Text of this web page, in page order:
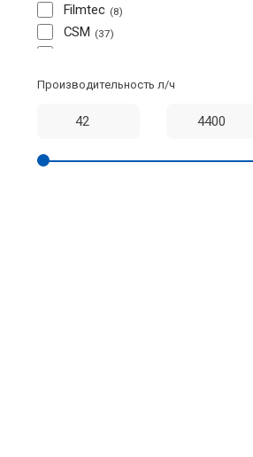
Filmtec 8
CSM 37
Производительность л/ч